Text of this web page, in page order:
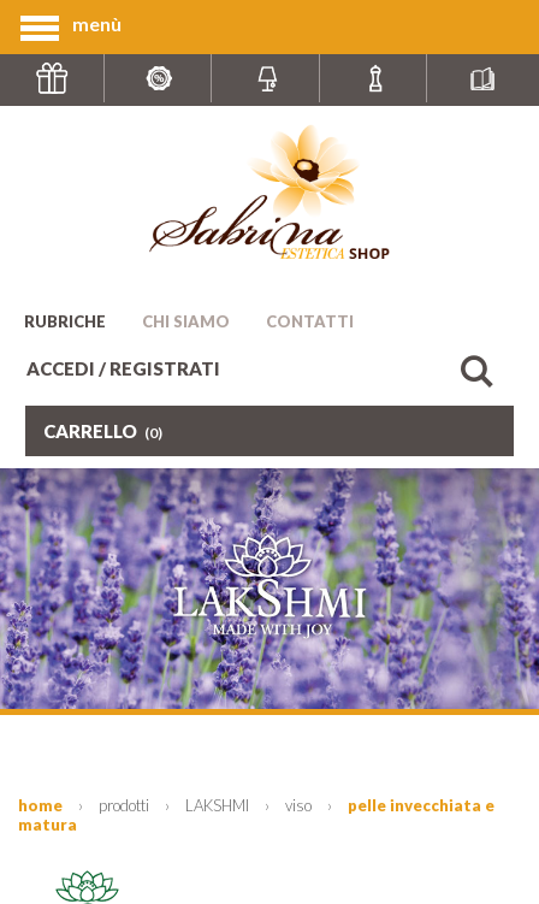
menù
RUBRICHE CHI SIAMO CONTATTI
ACCEDI / REGISTRATI
CARRELLO (0)
home › prodotti › LAKSHMI › viso ›
pelle invecchiata e
matura